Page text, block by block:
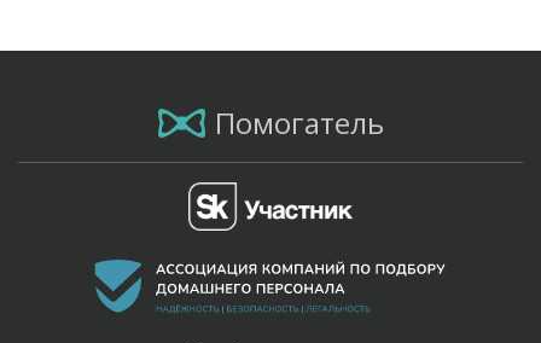
Помогатель